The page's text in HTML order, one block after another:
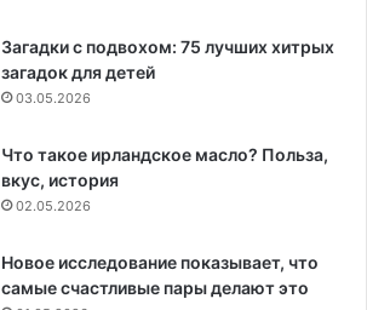
Загадки с подвохом: 75 лучших хитрых
загадок для детей
03.05.2026
Что такое ирландское масло? Польза,
вкус, история
02.05.2026
Новое исследование показывает, что
самые счастливые пары делают это